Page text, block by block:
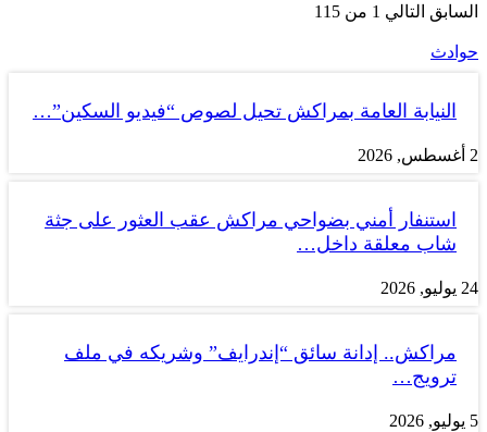
السابق التالي 1 من 115
حوادث
النيابة العامة بمراكش تحيل لصوص “فيديو السكين”…
2 أغسطس, 2026
استنفار أمني بضواحي مراكش عقب العثور على جثة
شاب معلقة داخل…
24 يوليو, 2026
مراكش.. إدانة سائق “إندرايف” وشريكه في ملف
ترويج…
5 يوليو, 2026